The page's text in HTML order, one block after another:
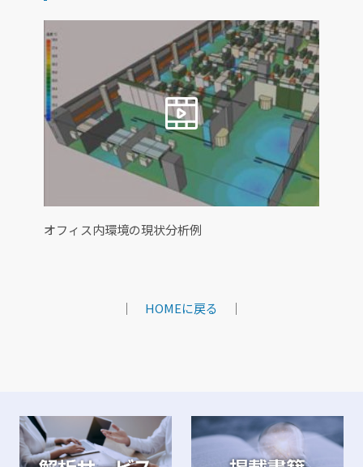
オフィス内環境の現状分析例
｜ HOMEに戻る ｜